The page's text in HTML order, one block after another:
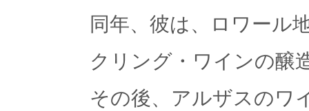
同年、彼は、ロワール
クリング・ワインの醸
その後、アルザスのワ